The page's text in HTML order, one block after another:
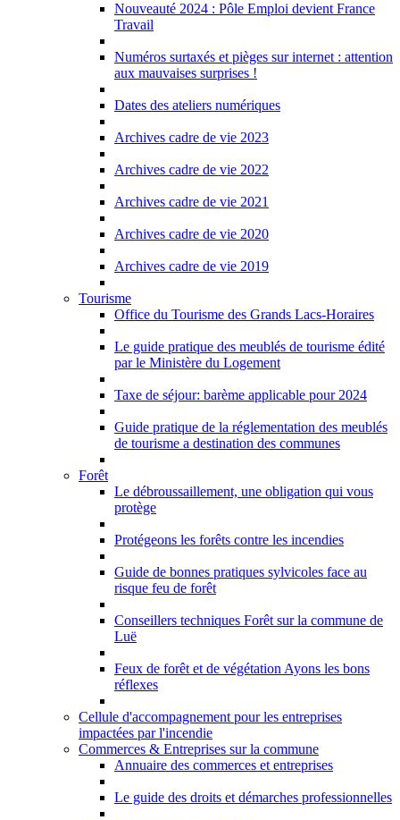
Nouveauté 2024 : Pôle Emploi devient France
Travail
Numéros surtaxés et pièges sur internet : attention
aux mauvaises surprises !
Dates des ateliers numériques
Archives cadre de vie 2023
Archives cadre de vie 2022
Archives cadre de vie 2021
Archives cadre de vie 2020
Archives cadre de vie 2019
Tourisme
Office du Tourisme des Grands Lacs-Horaires
Le guide pratique des meublés de tourisme édité
par le Ministère du Logement
Taxe de séjour: barème applicable pour 2024
Guide pratique de la réglementation des meublés
de tourisme a destination des communes
Forêt
Le débroussaillement, une obligation qui vous
protège
Protégeons les forêts contre les incendies
Guide de bonnes pratiques sylvicoles face au
risque feu de forêt
Conseillers techniques Forêt sur la commune de
Luë
Feux de forêt et de végétation Ayons les bons
réflexes
Cellule d'accompagnement pour les entreprises
impactées par l'incendie
Commerces & Entreprises sur la commune
Annuaire des commerces et entreprises
Le guide des droits et démarches professionnelles